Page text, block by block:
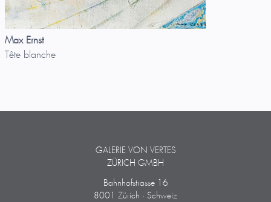
Max Ernst
Tête blanche
GALERIE VON VERTES
ZÜRICH GMBH
Bahnhofstrasse 16
8001 Zürich · Schweiz